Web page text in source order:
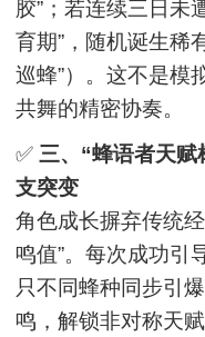
胶”；若连续三日未
育期”，随机诞生稀
巡蜂”）。这不是模
共舞的精密协奏。
✅ 三、“蜂语者天
支突变
角色成长摒弃传统
鸣值”。每次成功引
只不同蜂种同步引
鸣，解锁非对称天